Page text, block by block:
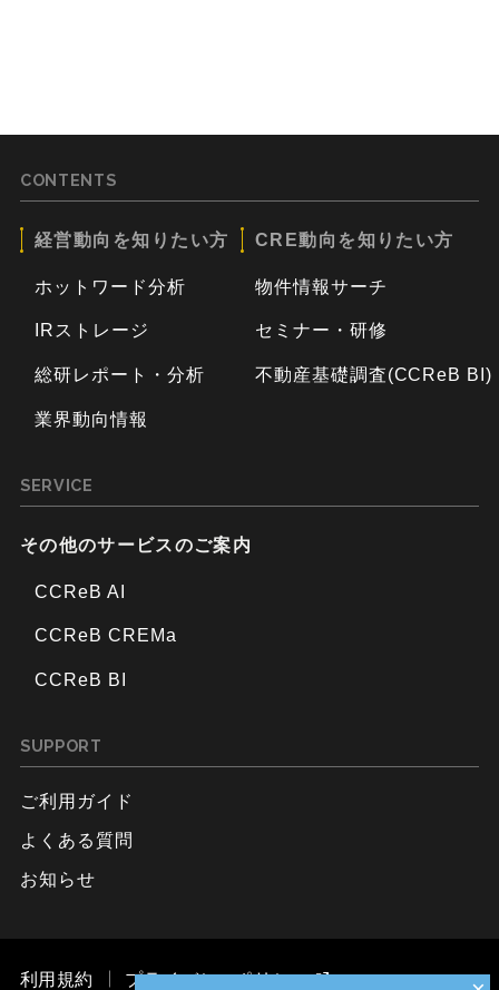
CONTENTS
経営動向を知りたい方
ホットワード分析
IRストレージ
総研レポート・分析
業界動向情報
CRE動向を知りたい方
物件情報サーチ
セミナー・研修
不動産基礎調査(CCReB BI)
SERVICE
その他のサービスのご案内
CCReB AI
CCReB CREMa
CCReB BI
SUPPORT
ご利用ガイド
よくある質問
お知らせ
利用規約 プライバシーポリシー